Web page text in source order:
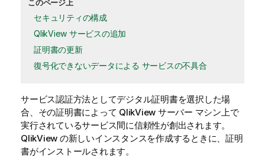
このページ上
セキュリティの構成
QlikView サービスの追加
証明書の更新
復号化できないデータによる サービスの不具合
サービス認証方法としてデジタル証明書を選択した場
合、その証明書によって QlikView サーバー マシン上で
実行されているサービス間に信頼性が創出されます。
QlikView の新しいインスタンスを作成するときに、証明
書がインストールされます。